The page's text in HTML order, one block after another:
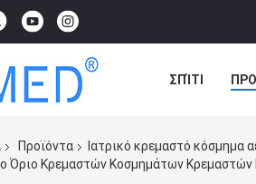
ΣΠΊΤΙ
Προϊόντα
Ιατρικό κρεμαστό κόσμημα
Όριο Κρεμαστών Κοσμημάτων Κρεμαστών